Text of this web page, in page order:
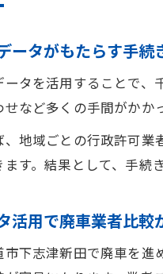
ータがもたらす手続
ータを活用することで、
せなど多くの手間がかか
、地域ごとの行政許可業
ます。結果として、手続
活用で廃車業者比較
市下志津新田で廃車を進